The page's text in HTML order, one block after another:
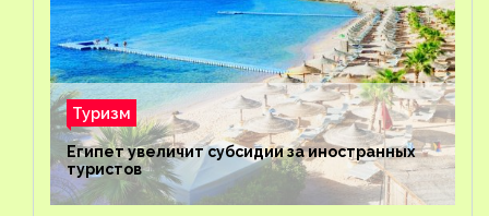
Туризм
Египет увеличит субсидии за иностранных
туристов